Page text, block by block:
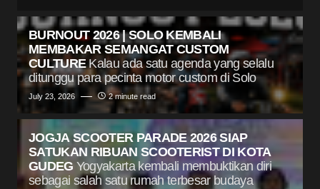
BURNOUT 2026 | SOLO KEMBALI
MEMBAKAR SEMANGAT CUSTOM
CULTURE Kalau ada satu agenda yang selalu
ditunggu para pecinta motor custom di Solo
July 23, 2026 2 minute read
JOGJA SCOOTER PARADE 2026 SIAP
SATUKAN RIBUAN SCOOTERIST DI KOTA
GUDEG Yogyakarta kembali membuktikan diri
sebagai salah satu rumah terbesar budaya